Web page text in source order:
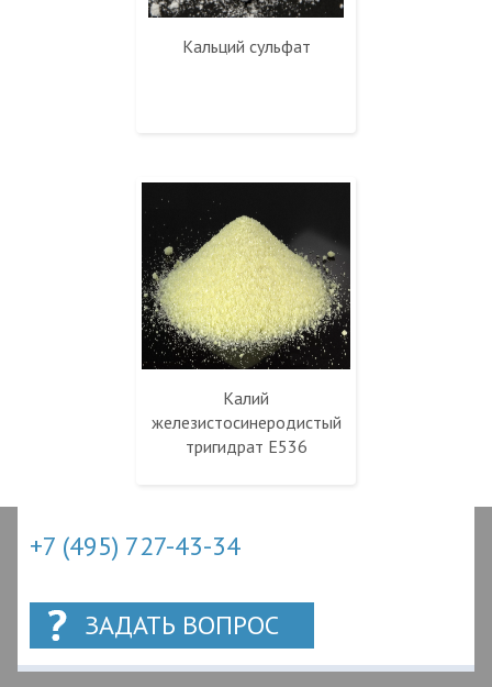
Кальций сульфат
Калий
железистосинеродистый
тригидрат Е536
+7 (495) 727-43-34
ЗАДАТЬ ВОПРОС